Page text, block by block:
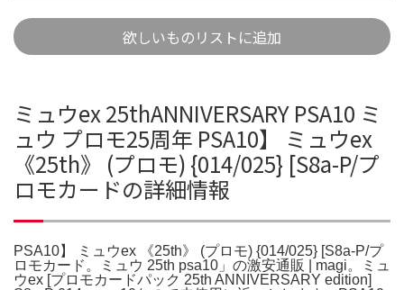
欲しいものリストに追加
ミュウex 25thANNIVERSARY PSA10 ミ
ュウ プロモ25周年 PSA10】 ミュウex
《25th》 (プロモ) {014/025} [S8a-P/プ
ロモカードの詳細情報
PSA10】 ミュウex 《25th》 (プロモ) {014/025} [S8a-P/プ
ロモカード。ミュウ 25th psa10」の激安通販 | magi。ミュ
ウex [プロモカードパック 25th ANNIVERSARY edition]